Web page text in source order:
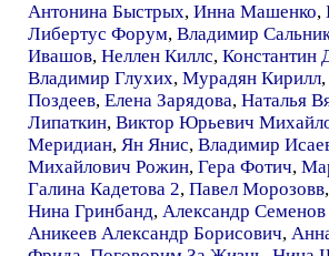
Антонина Быстрых, Инна Машенко,
Либертус Форум, Владимир
Ивашов, Неллен Киллс, Константин
Владимир Глухих, Мурадян Кирилл,
Поздеев, Елена Зарядова, Наталья
Липаткин, Виктор Юрьевич
Меридиан, Ян Янис, Владимир
Михайлович Рожин, Гера Фотич,
Галина Кадетова 2, Павел Морозовв,
Нина Гринбанд, Александр Семенов
Аникеев Александр Борисович,